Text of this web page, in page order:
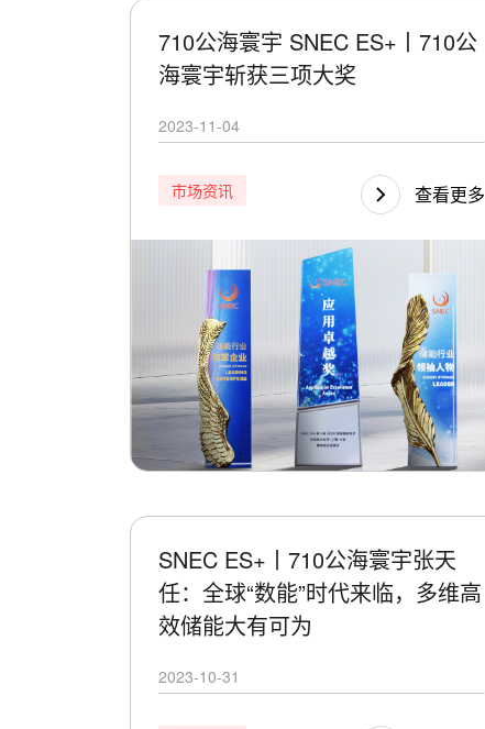
710公海寰宇 SNEC ES+丨710公
海寰宇斩获三项大奖
2023-11-04
市场资讯 查看更多
SNEC ES+丨710公海寰宇张天
任：全球“数能”时代来临，多维高
效储能大有可为
2023-10-31